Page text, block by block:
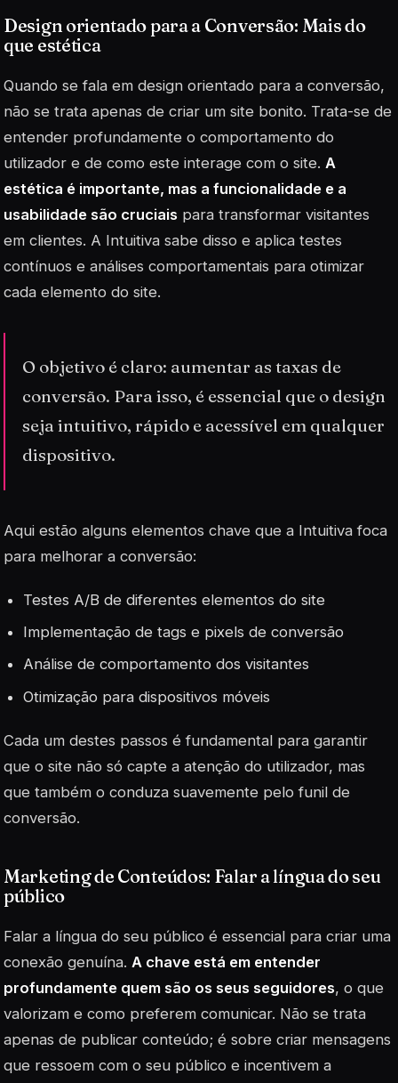
Design orientado para a Conversão: Mais do
que estética
Quando se fala em design orientado para a conversão,
não se trata apenas de criar um site bonito. Trata-se de
entender profundamente o comportamento do
utilizador e de como este interage com o site. A
estética é importante, mas a funcionalidade e a
usabilidade são cruciais para transformar visitantes
em clientes. A Intuitiva sabe disso e aplica testes
contínuos e análises comportamentais para otimizar
cada elemento do site.
O objetivo é claro: aumentar as taxas de
conversão. Para isso, é essencial que o design
seja intuitivo, rápido e acessível em qualquer
dispositivo.
Aqui estão alguns elementos chave que a Intuitiva foca
para melhorar a conversão:
Testes A/B de diferentes elementos do site
Implementação de tags e pixels de conversão
Análise de comportamento dos visitantes
Otimização para dispositivos móveis
Cada um destes passos é fundamental para garantir
que o site não só capte a atenção do utilizador, mas
que também o conduza suavemente pelo funil de
conversão.
Marketing de Conteúdos: Falar a língua do seu
público
Falar a língua do seu público é essencial para criar uma
conexão genuína. A chave está em entender
profundamente quem são os seus seguidores, o que
valorizam e como preferem comunicar. Não se trata
apenas de publicar conteúdo; é sobre criar mensagens
que ressoem com o seu público e incentivem a